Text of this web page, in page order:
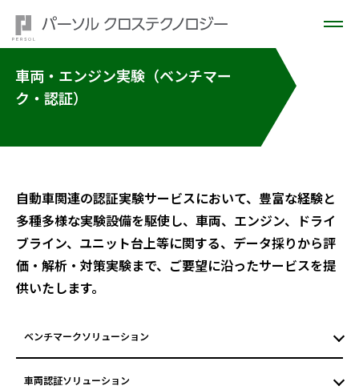
車両・エンジン実験（ベンチマー
ク・認証）
自動車関連の認証実験サービスにおいて、豊富な経験と
多種多様な実験設備を駆使し、車両、エンジン、ドライ
ブライン、ユニット台上等に関する、データ採りから評
価・解析・対策実験まで、ご要望に沿ったサービスを提
供いたします。
ベンチマークソリューション
車両認証ソリューション